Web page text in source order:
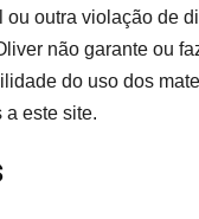
outra violação de
não garante ou
do uso dos
a este site.